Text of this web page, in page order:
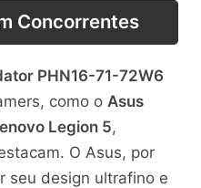
Concorrentes
PHN16-71-72W6
como o Asus
Legion 5,
O Asus, por
seu design ultrafino e